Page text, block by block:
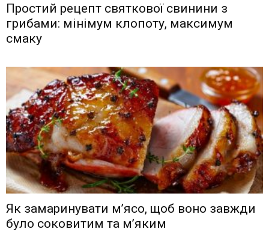
Простий рецепт святкової свинини з
грибами: мінімум клопоту, максимум
смаку
Як замаринувати м’ясо, щоб воно завжди
було соковитим та м’яким